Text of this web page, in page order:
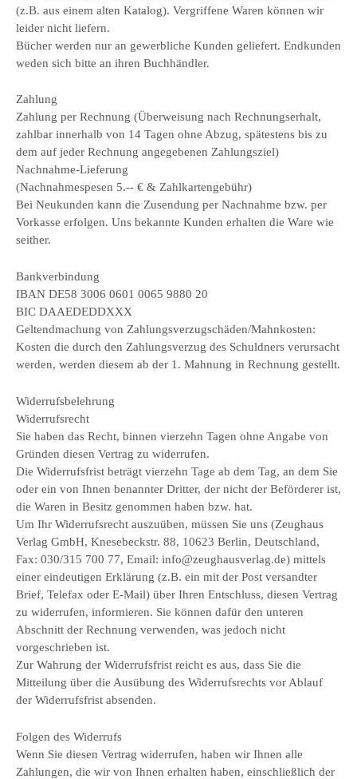
(z.B. aus einem alten Katalog). Vergriffene Waren können wir
leider nicht liefern.
Bücher werden nur an gewerbliche Kunden geliefert. Endkunden
weden sich bitte an ihren Buchhändler.
Zahlung
Zahlung per Rechnung (Überweisung nach Rechnungserhalt,
zahlbar innerhalb von 14 Tagen ohne Abzug, spätestens bis zu
dem auf jeder Rechnung angegebenen Zahlungsziel)
Nachnahme-Lieferung
(Nachnahmespesen 5.-- € & Zahlkartengebühr)
Bei Neukunden kann die Zusendung per Nachnahme bzw. per
Vorkasse erfolgen. Uns bekannte Kunden erhalten die Ware wie
seither.
Bankverbindung
IBAN DE58 3006 0601 0065 9880 20
BIC DAAEDEDDXXX
Geltendmachung von Zahlungsverzugschäden/Mahnkosten:
Kosten die durch den Zahlungsverzug des Schuldners verursacht
werden, werden diesem ab der 1. Mahnung in Rechnung gestellt.
Widerrufsbelehrung
Widerrufsrecht
Sie haben das Recht, binnen vierzehn Tagen ohne Angabe von
Gründen diesen Vertrag zu widerrufen.
Die Widerrufsfrist beträgt vierzehn Tage ab dem Tag, an dem Sie
oder ein von Ihnen benannter Dritter, der nicht der Beförderer ist,
die Waren in Besitz genommen haben bzw. hat.
Um Ihr Widerrufsrecht auszuüben, müssen Sie uns (Zeughaus
Verlag GmbH, Knesebeckstr. 88, 10623 Berlin, Deutschland,
Fax: 030/315 700 77, Email: info@zeughausverlag.de) mittels
einer eindeutigen Erklärung (z.B. ein mit der Post versandter
Brief, Telefax oder E-Mail) über Ihren Entschluss, diesen Vertrag
zu widerrufen, informieren. Sie können dafür den unteren
Abschnitt der Rechnung verwenden, was jedoch nicht
vorgeschrieben ist.
Zur Wahrung der Widerrufsfrist reicht es aus, dass Sie die
Mitteilung über die Ausübung des Widerrufsrechts vor Ablauf
der Widerrufsfrist absenden.
Folgen des Widerrufs
Wenn Sie diesen Vertrag widerrufen, haben wir Ihnen alle
Zahlungen, die wir von Ihnen erhalten haben, einschließlich der